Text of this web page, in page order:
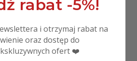
rabat -5%!
i otrzymaj rabat na
oraz dostęp do
ofert ❤️